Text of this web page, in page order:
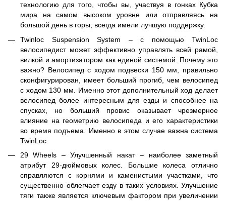
технологию для того, чтобы вы, участвуя в гонках Кубка
мира на самом высоком уровне или отправляясь на
большой день в горы, всегда имели лучшую поддержку.
Twinloc Suspension System – с помощью TwinLoc
велосипедист может эффективно управлять всей рамой,
вилкой и амортизатором как единой системой. Почему это
важно? Велосипед с ходом подвески 150 мм, правильно
сконфигурирован, имеет больший прогиб, чем велосипед
с ходом 130 мм. Именно этот дополнительный ход делает
велосипед более интересным для езды и способнее на
спусках, но больший провис оказывает чрезмерное
влияние на геометрию велосипеда и его характеристики
во время подъема. Именно в этом случае важна система
TwinLoc.
29 Wheels – Улучшенный накат – наиболее заметный
атрибут 29-дюймовых колес. Большие колеса отлично
справляются с корнями и каменистыми участками, что
существенно облегчает езду в таких условиях. Улучшение
тяги также является ключевым фактором при увеличении